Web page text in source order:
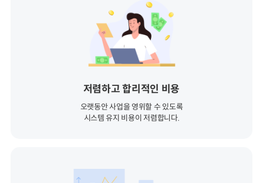
저렴하고 합리적인 비용
오랫동안 사업을 영위할 수 있도록
시스템 유지 비용이 저렴합니다.